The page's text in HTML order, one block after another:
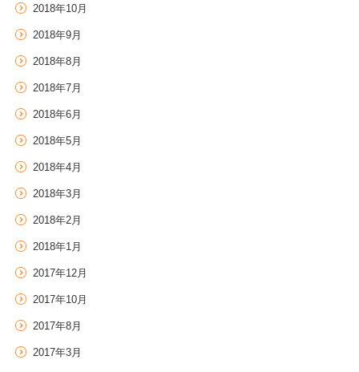
2018年10月
2018年9月
2018年8月
2018年7月
2018年6月
2018年5月
2018年4月
2018年3月
2018年2月
2018年1月
2017年12月
2017年10月
2017年8月
2017年3月